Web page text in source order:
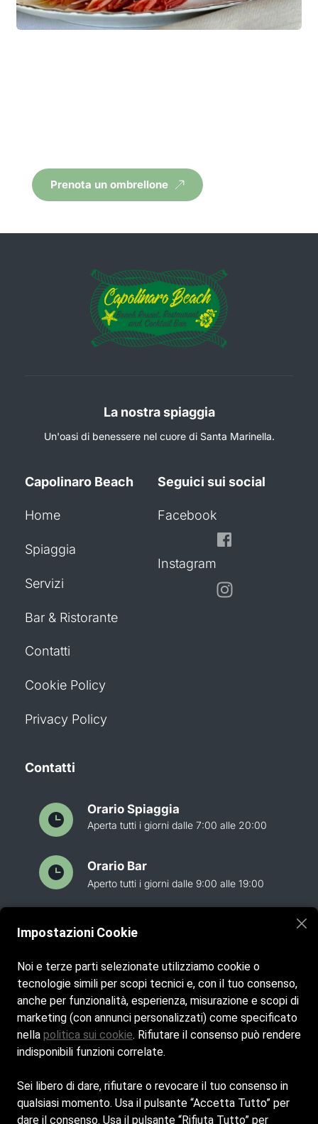
Prenota un ombrellone
La nostra spiaggia
Un'oasi di benessere nel cuore di Santa Marinella.
Capolinaro Beach
Home
Spiaggia
Servizi
Bar & Ristorante
Contatti
Cookie Policy
Privacy Policy
Seguici sui social
Facebook
Instagram
Contatti
Orario Spiaggia
Aperta tutti i giorni dalle 7:00 alle 20:00
Orario Bar
Aperto tutti i giorni dalle 9:00 alle 19:00
Chiuso martedì, aperto a pranzo tutti i giorni
Email
carla6709@gmail.com
Telefono
Impostazioni Cookie
Noi e terze parti selezionate utilizziamo cookie o
tecnologie simili per scopi tecnici e, con il tuo consenso,
anche per funzionalità, esperienza, misurazione e scopi di
marketing (con annunci personalizzati) come specificato
nella politica sui cookie. Rifiutare il consenso può rendere
indisponibili funzioni correlate.
Sei libero di dare, rifiutare o revocare il tuo consenso in
qualsiasi momento. Usa il pulsante “Accetta Tutto” per
dare il consenso. Usa il pulsante “Rifiuta Tutto” per